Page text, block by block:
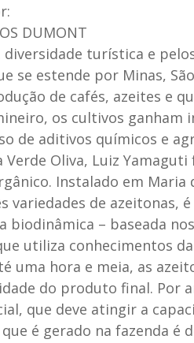
DUMONT
diversidade turística e
se estende por Minas,
de cafés, azeites e
os cultivos ganham
de aditivos químicos e
Oliva, Luiz
Instalado em Maria
variedades de azeitonas,
biodinâmica – baseada
utiliza conhecimentos
uma hora e meia, as
do produto final. Por
que deve atingir a
que é gerado na fazenda